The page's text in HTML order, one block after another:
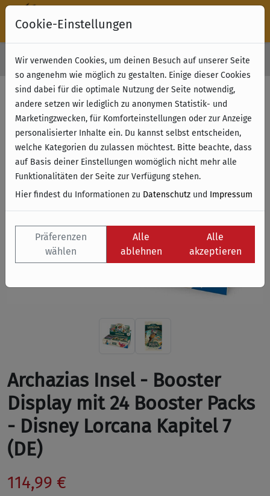
Kostenloser Versand & Retoure ab 49 € (innerhalb Deutschlands)
Archazias Insel - Booster
Display mit 24 Booster Packs
- Disney Lorcana Kapitel 7
(DE)
114,99 €
Cookie-Einstellungen
Wir verwenden Cookies, um deinen Besuch auf unserer Seite
so angenehm wie möglich zu gestalten. Einige dieser Cookies
sind dabei für die optimale Nutzung der Seite notwendig,
andere setzen wir lediglich zu anonymen Statistik- und
Marketingzwecken, für Komforteinstellungen oder zur Anzeige
personalisierter Inhalte ein. Du kannst selbst entscheiden,
welche Kategorien du zulassen möchtest. Bitte beachte, dass
auf Basis deiner Einstellungen womöglich nicht mehr alle
Funktionalitäten der Seite zur Verfügung stehen.
Hier findest du Informationen zu Datenschutz und Impressum
Präferenzen
wählen
Alle
ablehnen
Alle
akzeptieren